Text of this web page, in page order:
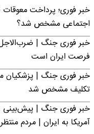
خبر فوری؛ پرداخت معوقات
اجتماعی مشخص شد؟
خبر فوری جنگ | ضرب‌الاجل
فرصت ایران است
خبر فوری جنگ | پزشکیان
تکلیف مشخص شد
خبر فوری جنگ | پیش‌بینی
آمریکا به ایران | مردم